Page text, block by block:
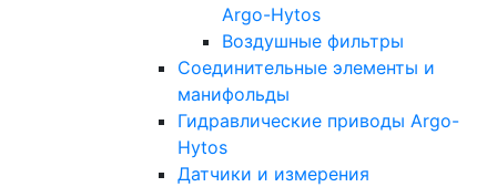
Argo-Hytos
Воздушные фильтры
Соединительные элементы и
манифольды
Гидравлические приводы Argo-
Hytos
Датчики и измерения